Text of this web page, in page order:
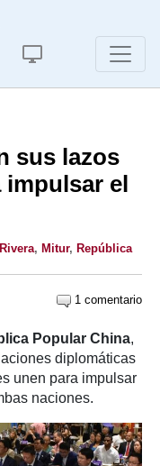
sus lazos
el
, Mitur, República
1 comentario
Popular China,
diplomáticas
unen para impulsar
naciones.